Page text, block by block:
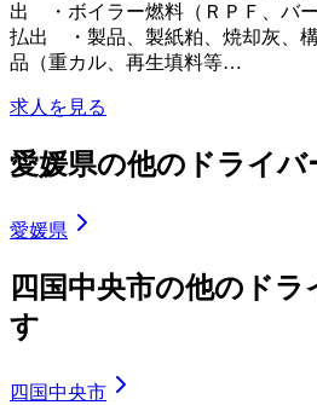
出 ・ボイラー燃料（ＲＰＦ、バー
払出 ・製品、製紙粕、焼却灰、
品（重カル、再生填料等…
求人を見る
愛媛県の他のドライバ
愛媛県
四国中央市の他のド
す
四国中央市